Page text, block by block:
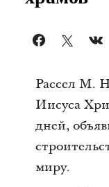
Рассел М.
Иисуса
дней,
миру.